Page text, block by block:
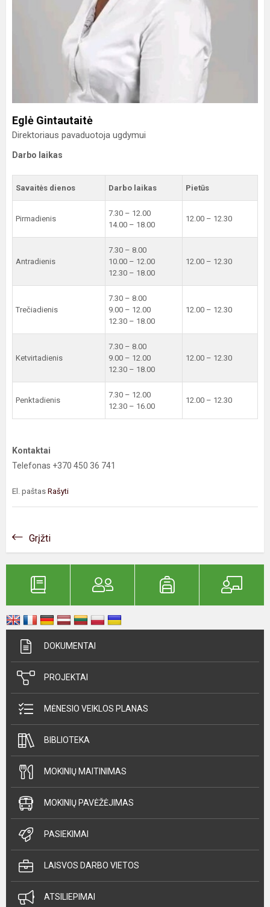
Eglė Gintautaitė
Direktoriaus pavaduotoja ugdymui
Darbo laikas
Savaitės dienos Darbo laikas Pietūs
Pirmadienis
7.30 – 12.00
14.00 – 18.00
12.00 – 12.30
Antradienis
7.30 – 8.00
10.00 – 12.00
12.30 – 18.00
12.00 – 12.30
Trečiadienis
7.30 – 8.00
9.00 – 12.00
12.30 – 18.00
12.00 – 12.30
Ketvirtadienis
7.30 – 8.00
9.00 – 12.00
12.30 – 18.00
12.00 – 12.30
Penktadienis
7.30 – 12.00
12.30 – 16.00
12.00 – 12.30
Kontaktai
Telefonas +370 450 36 741
El. paštas Rašyti
Grįžti
DOKUMENTAI
PROJEKTAI
MĖNESIO VEIKLOS PLANAS
BIBLIOTEKA
MOKINIŲ MAITINIMAS
MOKINIŲ PAVĖŽĖJIMAS
PASIEKIMAI
LAISVOS DARBO VIETOS
ATSILIEPIMAI